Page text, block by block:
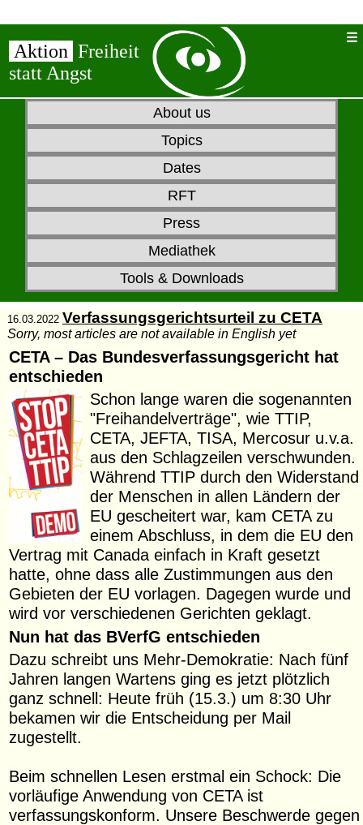
Aktion Freiheit
statt Angst
About us
Topics
Dates
RFT
Press
Mediathek
Tools & Downloads
16.03.2022 Verfassungsgerichtsurteil zu CETA
Sorry, most articles are not available in English yet
CETA – Das Bundesverfassungsgericht hat
entschieden
Schon lange waren die sogenannten
"Freihandelverträge", wie TTIP,
CETA, JEFTA, TISA, Mercosur u.v.a.
aus den Schlagzeilen verschwunden.
Während TTIP durch den Widerstand
der Menschen in allen Ländern der
EU gescheitert war, kam CETA zu
einem Abschluss, in dem die EU den
Vertrag mit Canada einfach in Kraft gesetzt
hatte, ohne dass alle Zustimmungen aus den
Gebieten der EU vorlagen. Dagegen wurde und
wird vor verschiedenen Gerichten geklagt.
Nun hat das BVerfG entschieden
Dazu schreibt uns Mehr-Demokratie: Nach fünf
Jahren langen Wartens ging es jetzt plötzlich
ganz schnell: Heute früh (15.3.) um 8:30 Uhr
bekamen wir die Entscheidung per Mail
zugestellt.
Beim schnellen Lesen erstmal ein Schock: Die
vorläufige Anwendung von CETA ist
verfassungskonform. Unsere Beschwerde gegen